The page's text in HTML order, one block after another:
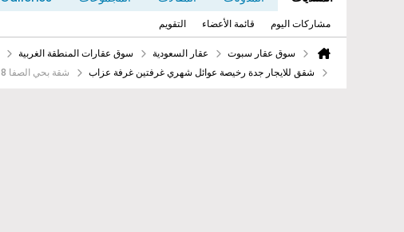
مشاركات اليوم قائمة الأعضاء التقويم
سوق عقار سبوت عقار السعودية سوق عقارات المنطقة الغربية
شقق للايجار جدة رخيصة عوائل شهري غرفتين غرفة عزاب
شقة بحي الصفا 8 جدة للايجار على دفعتين